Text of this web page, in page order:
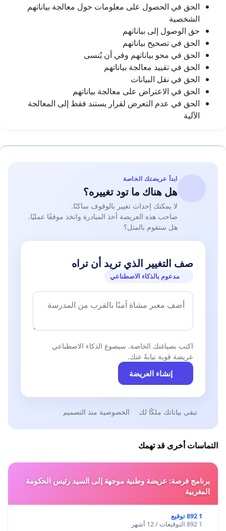
الحق في الحصول على معلومات حول معالجة بياناتهم
الشخصية
حق الوصول إلى بياناتهم
الحق في تصحيح بياناتهم
الحق في محو بياناتهم وفي أن يُنسى
الحق في تقييد معالجة بياناتهم
الحق في نقل البيانات
الحق في الاعتراض على معالجة بياناتهم
الحق في عدم التعرض لقرار يستند فقط إلى المعالجة
الآلية
ابدأ عريضتك الخاصة
هل هناك ما تود تغييره؟
لا يمكنك إحداث تغيير بالوقوف ساكنًا.
صاحب هذه العريضة أخذ المبادرة واتخذ موقفًا عمليًا.
هل ستقوم بالمثل؟
صف التغيير الذي تريد أن تراه
مدعوم بالذكاء الاصطناعي
اكتب بصياغتك الخاصة. سيصوغ الذكاء الاصطناعي
عريضة قوية نيابةً عنك.
إنشاء العريضة
تبقى بياناتك ملكًا لك الخصوصية منذ التصميم
التماسات أخرى قد تهمك
برنامج فرصة: عريضة وطنية موجهة إلى السيد رئيس الحكومة
المغربية
1 892 توقيع
1 892 التوقيعات / 12 أشهر